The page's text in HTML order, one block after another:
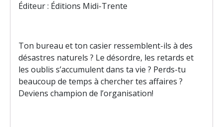
Éditeur : Éditions Midi-Trente
Ton bureau et ton casier ressemblent-ils à des
désastres naturels ? Le désordre, les retards et
les oublis s’accumulent dans ta vie ? Perds-tu
beaucoup de temps à chercher tes affaires ?
Deviens champion de l’organisation!